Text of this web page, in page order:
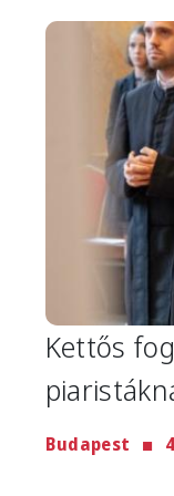
Image
Kettős
Budapest